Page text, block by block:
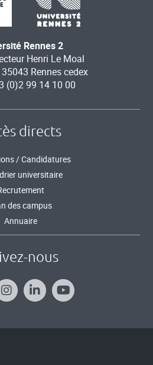
Rennes 2
Henri Le Moal
Rennes cedex
(0)2 99 14 10 00
directs
/ Candidatures
universitaire
des campus
Annuaire
nous